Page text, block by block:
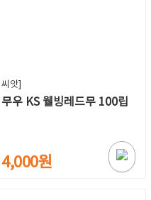
씨앗]
무우 KS 웰빙레드무 100립
4,000원